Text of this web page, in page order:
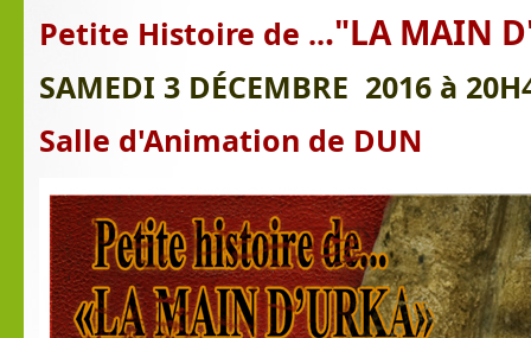
Petite Histoire de ..."LA MAIN
SAMEDI 3 DÉCEMBRE 2016 à
Salle d'Animation de DUN